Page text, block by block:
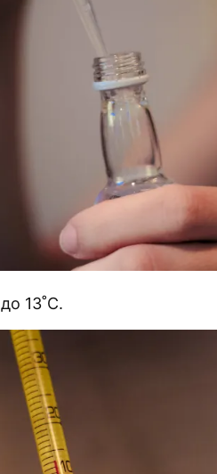
13˚C.